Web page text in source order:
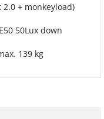
+ monkeyload)
50Lux down
139 kg